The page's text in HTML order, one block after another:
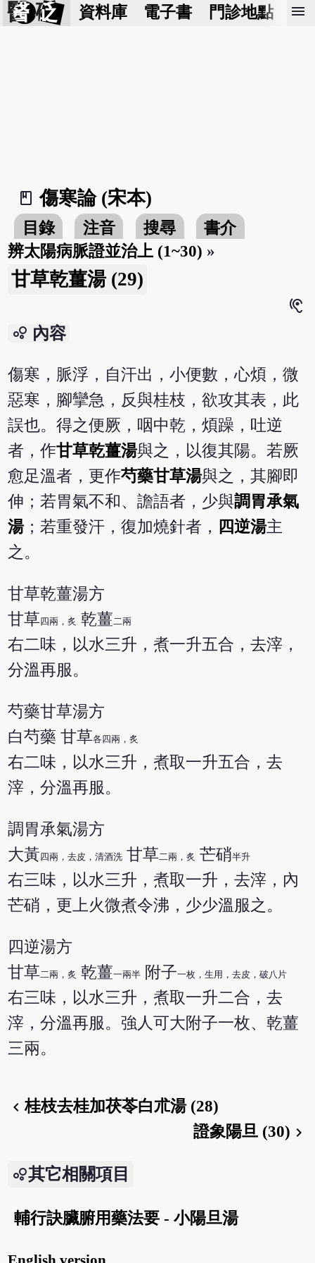
醫 砭 資料庫 電子書 門診地點 預
menu
book_2
傷寒論 (宋本)
目錄 注音 搜尋
書介
辨太陽病脈證並治上 (1~30) »
甘草乾薑湯 (29)
hearing
bubble_chart 內容
傷寒，脈浮，自汗出，小便數，心煩，微
惡寒，腳攣急，反與桂枝，欲攻其表，此
誤也。得之便厥，咽中乾，煩躁，吐逆
者，作甘草乾薑湯與之，以復其陽。若厥
愈足溫者，更作芍藥甘草湯與之，其腳即
伸；若胃氣不和、譫語者，少與調胃承氣
湯；若重發汗，復加燒針者， 四逆湯主
之。
甘草乾薑湯方
甘草四兩，炙 乾薑二兩
右二味，以水三升，煮一升五合，去滓，
分溫再服。
芍藥甘草湯方
白芍藥 甘草各四兩，炙
右二味，以水三升，煮取一升五合，去
滓，分溫再服。
調胃承氣湯方
大黃四兩，去皮，清酒洗 甘草二兩，炙 芒硝半升
右三味，以水三升，煮取一升，去滓，內
芒硝，更上火微煮令沸，少少溫服之。
四逆湯方
甘草 二兩，炙 乾薑一兩半 附子一枚，生用，去皮，破八片
右三味，以水三升，煮取一升二合，去
滓，分溫再服。強人可大附子一枚、乾薑
三兩。
chevron_left桂枝去桂加茯苓白朮湯 (28)
證象陽旦 (30) chevron_right
其它相關項目
輔行訣臟腑用藥法要 - 小陽旦湯